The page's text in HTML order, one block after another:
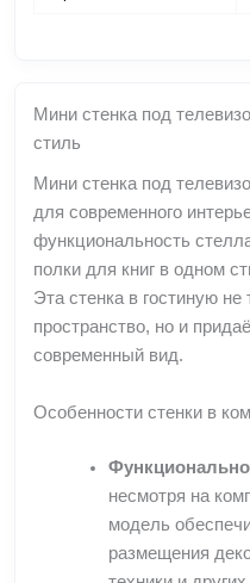
Мини стенка под
стиль
Мини стенка под
для современного
функциональность
полки для книг в одном
Эта стенка в гостиную не
пространство, но и
современный вид.
Особенности стенки в
несмотря на
модель
размещения